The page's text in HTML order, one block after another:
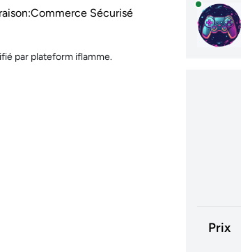
Sécurisé
par plateform iflamme.
Prix